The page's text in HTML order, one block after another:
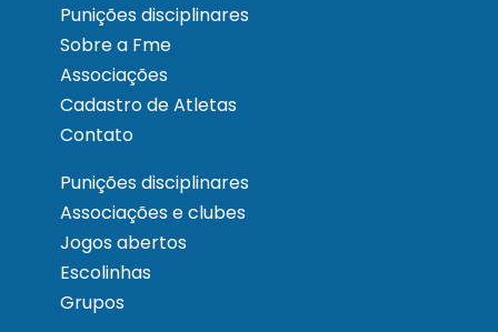
Punições disciplinares
Sobre a Fme
Associações
Cadastro de Atletas
Contato
Punições disciplinares
Associações e clubes
Jogos abertos
Escolinhas
Grupos